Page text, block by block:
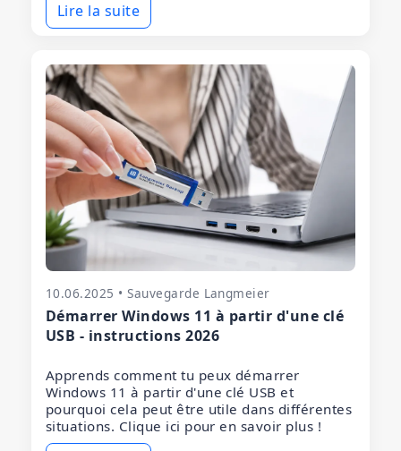
Lire la suite
10.06.2025 • Sauvegarde Langmeier
Démarrer Windows 11 à partir d'une clé
USB - instructions 2026
Apprends comment tu peux démarrer
Windows 11 à partir d'une clé USB et
pourquoi cela peut être utile dans différentes
situations. Clique ici pour en savoir plus !